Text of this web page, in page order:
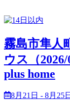
霧島市隼人
ウス（
plus home
8月21日 - 8月25日